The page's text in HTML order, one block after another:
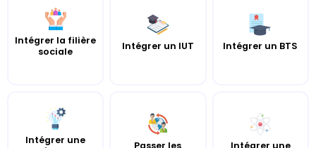
Intégrer la filière
sociale
Intégrer un IUT Intégrer un BTS
Intégrer une